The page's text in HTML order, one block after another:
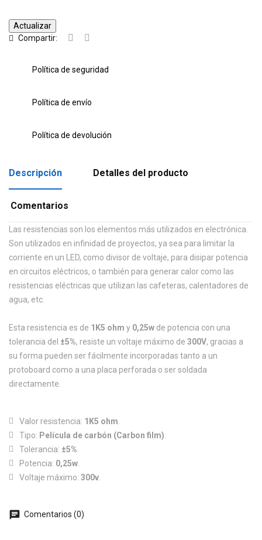
Compartir:
Política de seguridad
Política de envío
Política de devolución
Descripción Detalles del producto
Comentarios
Las resistencias son los elementos más utilizados en electrónica.
Son utilizados en infinidad de proyectos, ya sea para limitar la
corriente en un LED, como divisor de voltaje, para disipar potencia
en circuitos eléctricos, o también para generar calor como las
resistencias eléctricas que utilizan las cafeteras, calentadores de
agua, etc.
Esta resistencia es de 1K5 ohm y 0,25w de potencia con una
tolerancia del ±5%, resiste un voltaje máximo de 300V, gracias a
su forma pueden ser fácilmente incorporadas tanto a un
protoboard como a una placa perforada o ser soldada
directamente.
Valor resistencia: 1K5 ohm
Tipo: Película de carbón (Carbon film)
Tolerancia: ±5%
Potencia: 0,25w
Voltaje máximo: 300v
chat Comentarios (0)